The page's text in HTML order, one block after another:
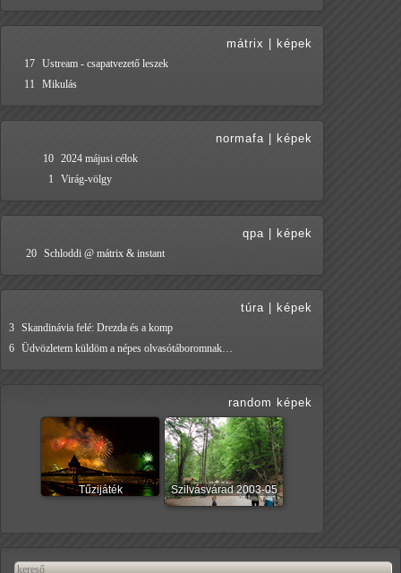
mátrix képek
17 Ustream - csapatvezető leszek
11
Mikulás
normafa képek
10 2024 májusi célok
1
Virág-völgy
qpa képek
20 Schloddi @ mátrix & instant
túra képek
3 Skandinávia felé: Drezda és a komp
6 Üdvözletem küldöm a népes olvasótáboromnak…
random képek
Tűzijáték Szilvásvárad 2003-05